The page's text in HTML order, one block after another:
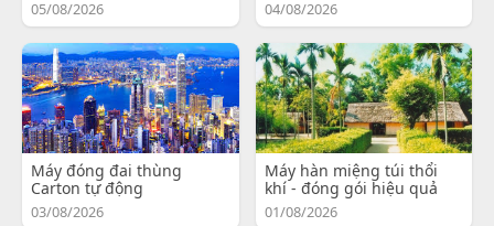
05/08/2026 04/08/2026
Máy đóng đai thùng
Carton tự động
03/08/2026
Máy hàn miệng túi thổi
khí - đóng gói hiệu quả
01/08/2026